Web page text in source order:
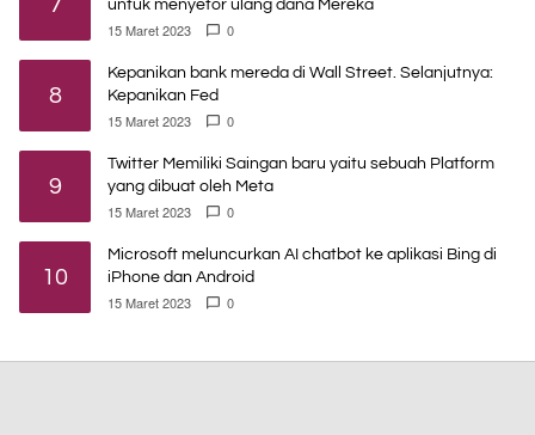
untuk menyetor ulang dana Mereka
15 Maret 2023 0
8
Kepanikan bank mereda di Wall Street. Selanjutnya:
Kepanikan Fed
15 Maret 2023 0
9
Twitter Memiliki Saingan baru yaitu sebuah Platform
yang dibuat oleh Meta
15 Maret 2023 0
10
Microsoft meluncurkan AI chatbot ke aplikasi Bing di
iPhone dan Android
15 Maret 2023 0